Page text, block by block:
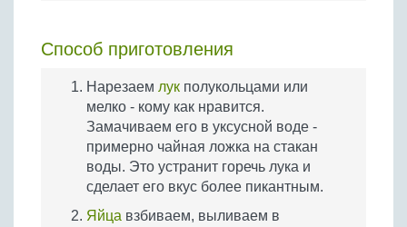
Способ приготовления
Нарезаем лук полукольцами или
мелко - кому как нравится.
Замачиваем его в уксусной воде -
примерно чайная ложка на стакан
воды. Это устранит горечь лука и
сделает его вкус более пикантным.
Яйца взбиваем, выливаем в